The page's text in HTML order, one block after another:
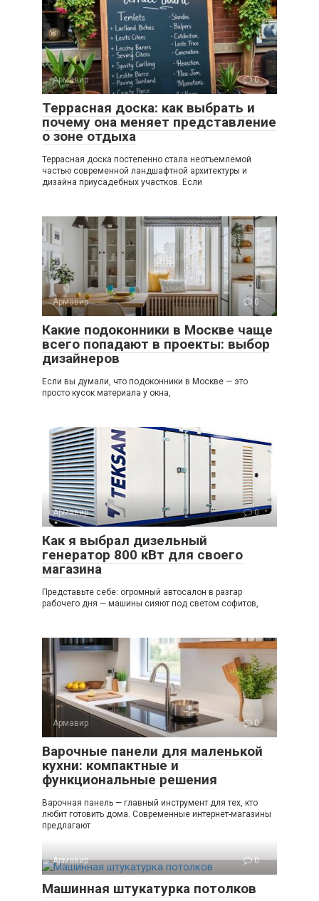
Армавир 0
Террасная доска: как выбрать и
почему она меняет представление
о зоне отдыха
Террасная доска постепенно стала неотъемлемой
частью современной ландшафтной архитектуры и
дизайна приусадебных участков. Если
Армавир 0
Какие подоконники в Москве чаще
всего попадают в проекты: выбор
дизайнеров
Если вы думали, что подоконники в Москве — это
просто кусок материала у окна,
Армавир 0
Как я выбрал дизельный
генератор 800 кВт для своего
магазина
Представьте себе: огромный автосалон в разгар
рабочего дня — машины сияют под светом софитов,
Армавир 0
Варочные панели для маленькой
кухни: компактные и
функциональные решения
Варочная панель — главный инструмент для тех, кто
любит готовить дома. Современные интернет-магазины
предлагают
Армавир 0
Машинная штукатурка потолков